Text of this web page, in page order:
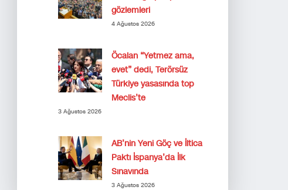
gözlemleri
4 Ağustos 2026
Öcalan “Yetmez ama,
evet” dedi, Terörsüz
Türkiye yasasında top
Meclis’te
3 Ağustos 2026
AB’nin Yeni Göç ve İltica
Paktı İspanya’da İlk
Sınavında
3 Ağustos 2026